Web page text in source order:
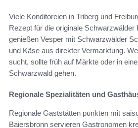
Viele Konditoreien in Triberg und
Rezept für die originale Schwarzwälder
genießen Vesper mit Schwarzwälder
und Käse aus direkter Vermarktung.
sucht, sollte früh auf Märkte oder in
Schwarzwald gehen.
Regionale Spezialitäten und
Regionale Gaststätten punkten mit
Baiersbronn servieren Gastronomen